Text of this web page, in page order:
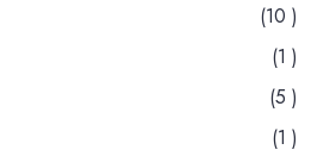
(10 )
(1 )
(5 )
(1 )